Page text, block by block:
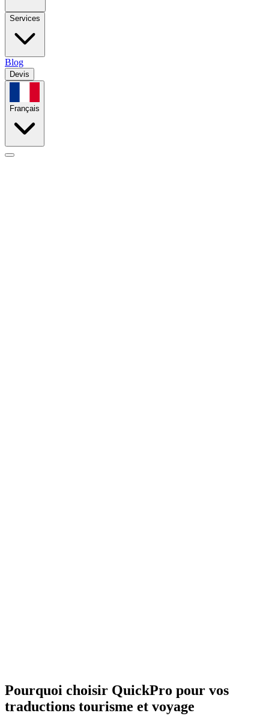
Services
Blog
Devis
Français
Pourquoi choisir QuickPro pour vos
traductions tourisme et voyage